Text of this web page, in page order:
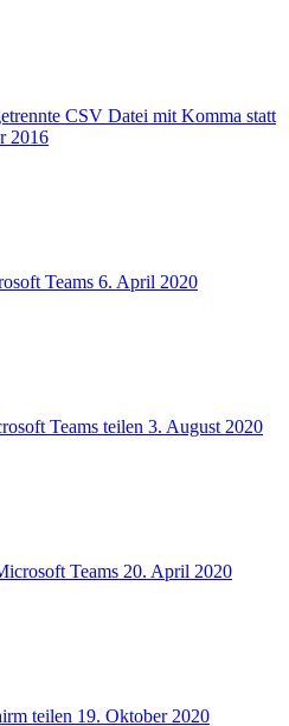
CSV Datei mit Komma statt
2016
Teams 6. April 2020
Teams teilen 3. August 2020
Teams 20. April 2020
teilen 19. Oktober 2020